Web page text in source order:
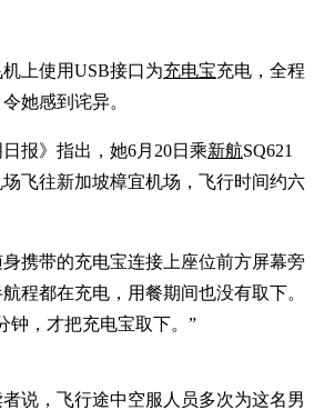
上使用USB接口为充电宝充电，全程
她感到诧异。
报》指出，她6月20日乘新航SQ621
飞往新加坡樟宜机场，飞行时间约六
携带的充电宝连接上座位前方屏幕旁
程都在充电，用餐期间也没有取下。
钟，才把充电宝取下。”
说，飞行途中空服人员多次为这名男